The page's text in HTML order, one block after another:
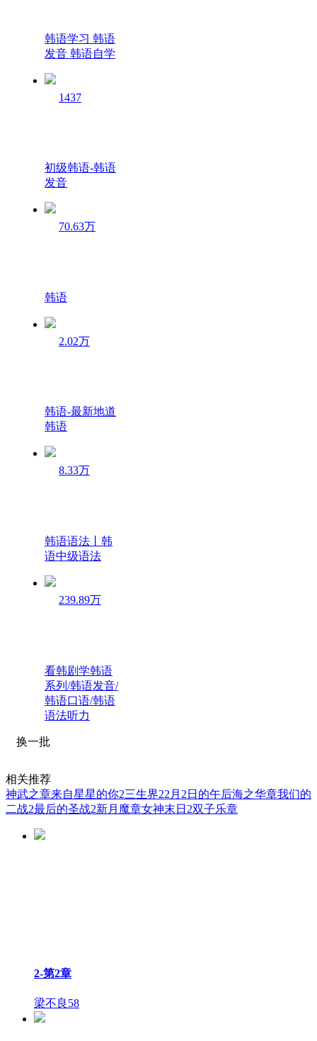
韩语学习 韩语
发音 韩语自学
1437
初级韩语-韩语
发音
70.63万
韩语
2.02万
韩语-最新地道
韩语
8.33万
韩语语法丨韩
语中级语法
239.89万
看韩剧学韩语
系列/韩语发音/
韩语口语/韩语
语法听力
换一批
相关推荐
神武之章来自星星的你2三生界22月2日的午后海之华章我们的
二战2最后的圣战2新月魔章女神末日2双子乐章
2-第2章
梁不良 58